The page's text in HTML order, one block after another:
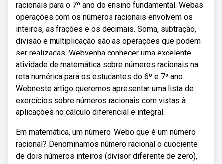
racionais para o 7º ano do ensino fundamental. Webas
operações com os números racionais envolvem os
inteiros, as frações e os decimais. Soma, subtração,
divisão e multiplicação são as operações que podem
ser realizadas. Webvenha conhecer uma excelente
atividade de matemática sobre números racionais na
reta numérica para os estudantes do 6º e 7º ano.
Webneste artigo queremos apresentar uma lista de
exercícios sobre números racionais com vistas à
aplicações no cálculo diferencial e integral.
Em matemática, um número. Webo que é um número
racional? Denominamos número racional o quociente
de dois números inteiros (divisor diferente de zero),